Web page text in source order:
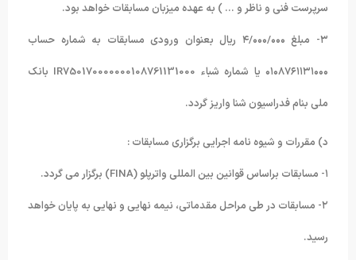
سرپرست فنی و ناظر و … ) به عهده میزبان مسابقات خواهد بود.
۳- مبلغ ۴/۰۰۰/۰۰۰ ریال بعنوان ورودی مسابقات به شماره حساب
۰۱۰۸۷۶۱۱۳۱۰۰۰ یا شماره شباء IR750170000000108761131000 بانک
ملی بنام فدراسیون شنا واریز گردد.
د) مقررات و شیوه نامه اجرایی برگزاری مسابقات :
۲- مسابقات در طی مراحل مقدماتی، نیمه نهایی و نهایی به پایان خواهد
رسید.